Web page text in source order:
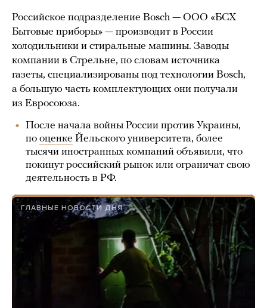
Российское подразделение Bosch — ООО «БСХ
Бытовые приборы» — производит в России
холодильники и стиральные машины. Заводы
компании в Стрельне, по словам источника
газеты, специализированы под технологии Bosch,
а большую часть комплектующих они получали
из Евросоюза.
После начала войны России против Украины,
по оценке Йельского университета, более
тысячи иностранных компаний объявили, что
покинут российский рынок или ограничат свою
деятельность в РФ.
ГЛАВНЫЕ НОВОСТИ ДНЯ